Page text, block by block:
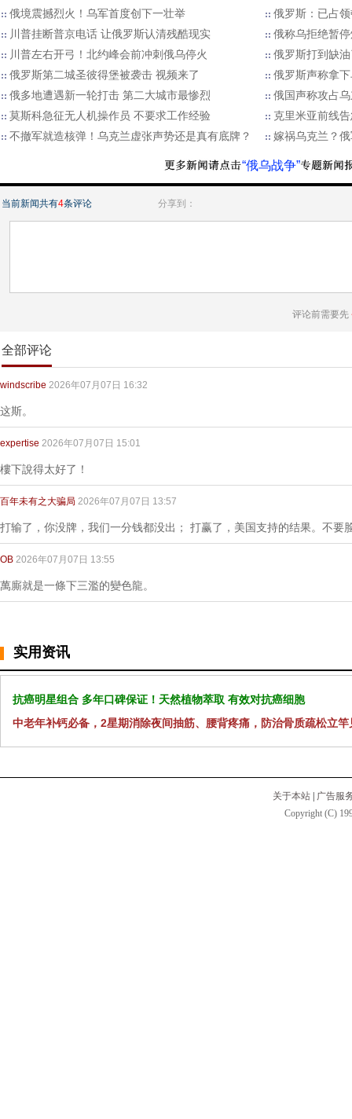
俄境震撼烈火！乌军首度创下一壮举
俄罗斯：已占
川普挂断普京电话 让俄罗斯认清残酷现实
俄称乌拒绝暂
川普左右开弓！北约峰会前冲刺俄乌停火
俄罗斯打到缺
俄罗斯第二城圣彼得堡被袭击 视频来了
俄罗斯声称拿
俄多地遭遇新一轮打击 第二大城市最惨烈
俄国声称攻占
莫斯科急征无人机操作员 不要求工作经验
克里米亚前线
不撤军就造核弹！乌克兰虚张声势还是真有底牌？
嫁祸乌克兰？
“俄乌战争”
当前新闻共有4条评论 分享到：
评论前需要先
全部评论
windscribe 2026年07月07日 16:32
这斯。
expertise 2026年07月07日 15:01
樓下說得太好了！
百年未有之大骗局 2026年07月07日 13:57
打输了，你没牌，我们一分钱都没出； 打赢了，美国支持的结果。不要
OB 2026年07月07日 13:55
萬廝就是一條下三濫的變色龍。
实用资讯
抗癌明星组合 多年口碑保证！天然植物萃取 有效对抗癌细胞
中老年补钙必备，2星期消除夜间抽筋、腰背疼痛，防治骨质疏松立竿
关于本站
广告服
Copyright (C)